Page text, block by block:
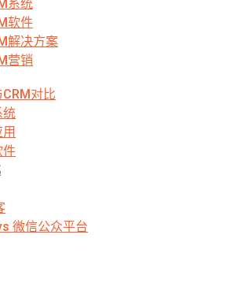
系统
软件
解决方案
营销
对比
统
件
微信公众平台